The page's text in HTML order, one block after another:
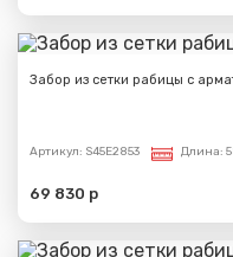
Забор из сетки рабицы с
Артикул: S45E2853 Длина:
69 830 р